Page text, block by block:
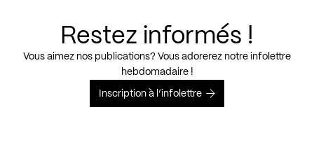
Restez informés !
Vous aimez nos publications? Vous adorerez notre infolettre
hebdomadaire !
Inscription à l’infolettre